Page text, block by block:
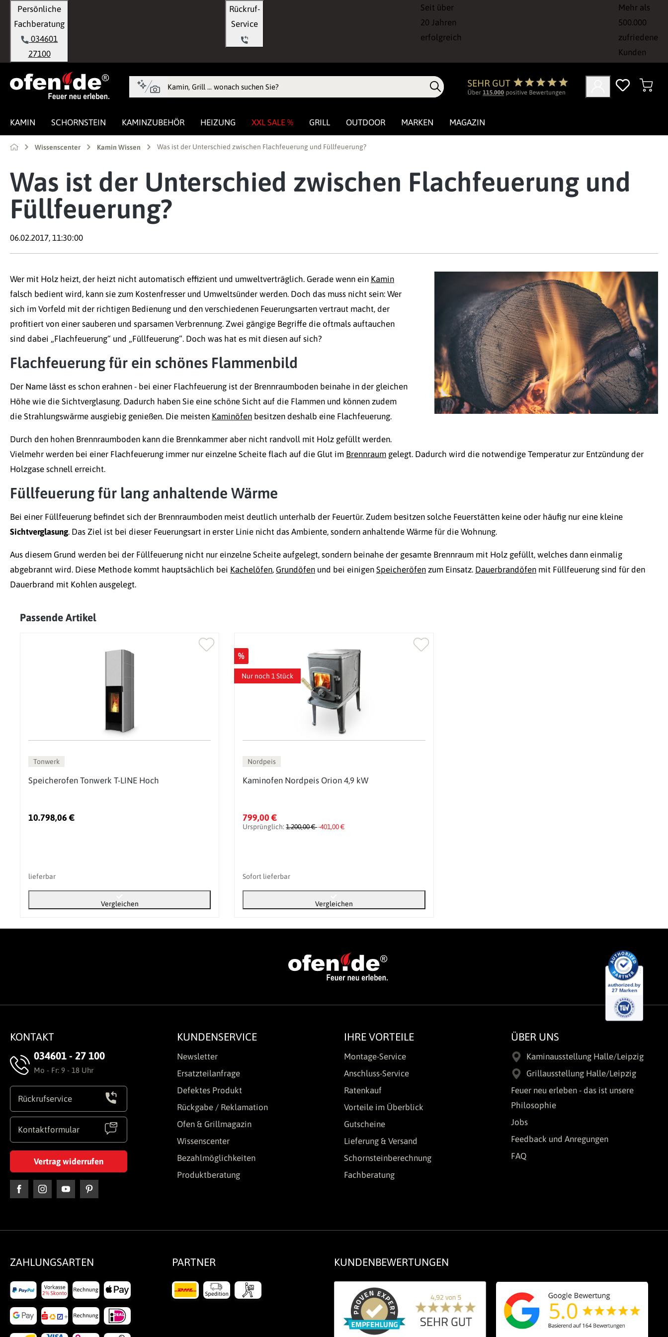
Zur Hauptnavigation springen
Persönliche
Fachberatung
034601
27100
Rückruf-
Seit über
20 Jahren
erfolgreich
Mehr als
500.000
zufriedene
Kunden
KAMIN SCHORNSTEIN KAMINZUBEHÖR HEIZUNG XXL SALE % GRILL OUTDOOR MARKEN MAGAZIN
Wissenscenter Kamin Wissen Was ist der Unterschied zwischen Flachfeuerung und Füllfeuerung?
Was ist der Unterschied zwischen Flachfeuerung und
Füllfeuerung?
06.02.2017, 11:30:00
Wer mit Holz heizt, der heizt nicht automatisch effizient und umweltverträglich. Gerade wenn ein Kamin
falsch bedient wird, kann sie zum Kostenfresser und Umweltsünder werden. Doch das muss nicht sein: Wer
sich im Vorfeld mit der richtigen Bedienung und den verschiedenen Feuerungsarten vertraut macht, der
profitiert von einer sauberen und sparsamen Verbrennung. Zwei gängige Begriffe die oftmals auftauchen
sind dabei „Flachfeuerung“ und „Füllfeuerung“. Doch was hat es mit diesen auf sich?
Flachfeuerung für ein schönes Flammenbild
Der Name lässt es schon erahnen - bei einer Flachfeuerung ist der Brennraumboden beinahe in der gleichen
Höhe wie die Sichtverglasung. Dadurch haben Sie eine schöne Sicht auf die Flammen und können zudem
die Strahlungswärme ausgiebig genießen. Die meisten Kaminöfen besitzen deshalb eine Flachfeuerung.
Durch den hohen Brennraumboden kann die Brennkammer aber nicht randvoll mit Holz gefüllt werden.
Vielmehr werden bei einer Flachfeuerung immer nur einzelne Scheite flach auf die Glut im Brennraum gelegt. Dadurch wird die notwendige Temperatur zur Entzündung der
Holzgase schnell erreicht.
Füllfeuerung für lang anhaltende Wärme
Bei einer Füllfeuerung befindet sich der Brennraumboden meist deutlich unterhalb der Feuertür. Zudem besitzen solche Feuerstätten keine oder häufig nur eine kleine
Sichtverglasung. Das Ziel ist bei dieser Feuerungsart in erster Linie nicht das Ambiente, sondern anhaltende Wärme für die Wohnung.
Aus diesem Grund werden bei der Füllfeuerung nicht nur einzelne Scheite aufgelegt, sondern beinahe der gesamte Brennraum mit Holz gefüllt, welches dann einmalig
abgebrannt wird. Diese Methode kommt hauptsächlich bei Kachelöfen, Grundöfen und bei einigen Speicheröfen zum Einsatz. Dauerbrandöfen mit Füllfeuerung sind für den
Dauerbrand mit Kohlen ausgelegt.
Produktgalerie überspringen
Passende Artikel
Tonwerk
Speicherofen Tonwerk T-LINE Hoch
10.798,06 €
lieferbar
Vergleichen
%
Nur noch 1 Stück
Nordpeis
Kaminofen Nordpeis Orion 4,9 kW
799,00 €
Ursprünglich:1.200,00 €-401,00 €
Sofort lieferbar
Vergleichen
KONTAKT
034601 - 27 100
Mo - Fr: 9 - 18 Uhr
Rückrufservice
Kontaktformular
Vertrag widerrufen
KUNDENSERVICE
Newsletter
Ersatzteilanfrage
Defektes Produkt
Rückgabe / Reklamation
Ofen & Grillmagazin
Wissenscenter
Bezahlmöglichkeiten
Produktberatung
IHRE VORTEILE
Montage-Service
Anschluss-Service
Ratenkauf
Vorteile im Überblick
Gutscheine
Lieferung & Versand
Schornsteinberechnung
Fachberatung
ÜBER UNS
Kaminausstellung Halle/Leipzig
Grillausstellung Halle/Leipzig
Feuer neu erleben - das ist unsere
Philosophie
Jobs
Feedback und Anregungen
FAQ
ZAHLUNGSARTEN PARTNER KUNDENBEWERTUNGEN